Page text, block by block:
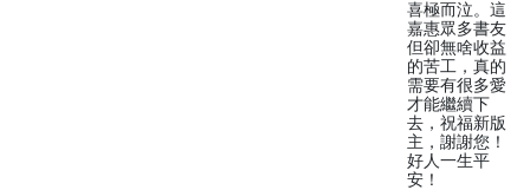
喜極而泣。這
嘉惠眾多書友
但卻無啥收益
的苦工，真的
需要有很多愛
才能繼續下
去，祝福新版
主，謝謝您！
好人一生平
安！